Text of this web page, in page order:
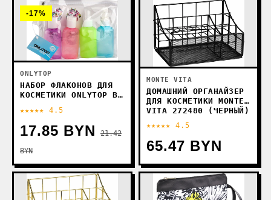
-17%
ONLYTOP
НАБОР ФЛАКОНОВ ДЛЯ
КОСМЕТИКИ ONLYTOP В
10104374 (4ШТ)
★★★★★ 4.5
17.85 BYN
21.42
BYN
MONTE VITA
ДОМАШНИЙ ОРГАНАЙЗЕР
ДЛЯ КОСМЕТИКИ MONTE
VITA 272480 (ЧЕРНЫЙ)
★★★★★ 4.5
65.47 BYN